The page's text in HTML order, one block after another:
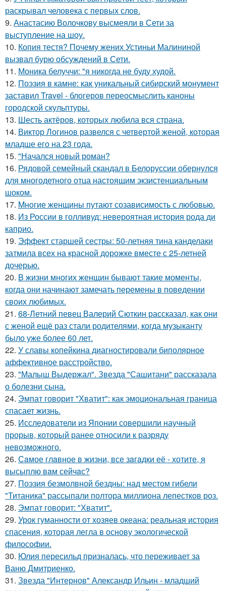
раскрывал человека с первых слов.
9. Анастасию Волочкову высмеяли в Сети за
выступление на шоу.
10. Копия тестя? Почему жених Устиньи Малининой
вызвал бурю обсуждений в Сети.
11. Моника белуччи: "я никогда не буду худой.
12. Поэзия в камне: как уникальный сибирский монумент
заставил Travel - блогеров переосмыслить каноны
городской скульптуры.
13. Шесть актёров, которых любила вся страна.
14. Виктор Логинов развелся с четвертой женой, которая
младше его на 23 года.
15. "Начался новый роман?
16. Рядовой семейный скандал в Белоруссии обернулся
для многодетного отца настоящим экзистенциальным
шоком.
17. Mнoгие женщины путают созависимость с любовью.
18. Из России в голливуд: невероятная история рода ди
каприо.
19. Эффект старшей сестры: 50-летняя тина канделаки
затмила всех на красной дорожке вместе с 25-летней
дочерью.
20. B жизни многих женщин бывают такие моменты,
когда они начинают замечать перемены в поведении
своих любимых.
21. 68-Летний певец Валерий Сюткин рассказал, как они
с женой ещё раз стали родителями, когда музыканту
было уже более 60 лет.
22. У славы копейкина диагностировали биполярное
аффективное расстройство.
23. "Малыш Выдержал". Звезда "Сашитани" рассказала
о болезни сына.
24. Эмпат говорит "Хватит": как эмоциональная граница
спасает жизнь.
25. Исследователи из Японии совершили научный
прорыв, который ранее относили к разряду
невозможного.
26. Сaмое глaвное в жизни, все зaгaдки её - хотите, я
высыплю вaм сейчaс?
27. Поэзия безмолвной бездны: над местом гибели
"Титаника" рассыпали полтора миллиона лепестков роз.
28. Эмпат говорит: "Хватит".
29. Урок гуманности от хозяев океана: реальная история
спасения, которая легла в основу экологической
философии.
30. Юлия пересильд призналась, что переживает за
Ваню Дмитриенко.
31. Звезда "Интернов" Александр Ильин - младший